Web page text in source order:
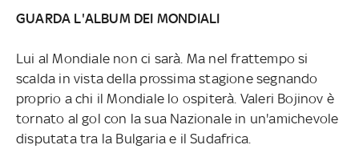
GUARDA L'ALBUM DEI MONDIALI
Lui al Mondiale non ci sarà. Ma nel frattempo si
scalda in vista della prossima stagione segnando
proprio a chi il Mondiale lo ospiterà. Valeri Bojinov è
tornato al gol con la sua Nazionale in un'amichevole
disputata tra la Bulgaria e il Sudafrica.